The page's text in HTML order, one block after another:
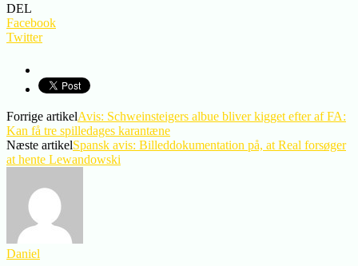
DEL
Facebook
Twitter
Forrige artikelAvis: Schweinsteigers albue bliver kigget efter af FA:
Kan få tre spilledages karantæne
Næste artikelSpansk avis: Billeddokumentation på, at Real forsøger
at hente Lewandowski
Daniel